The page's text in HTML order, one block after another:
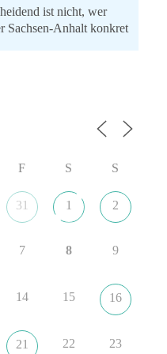
ist nicht, wer
Sachsen-Anhalt konkret
#Kooperation
„Nur die Impfung rettet
F S S
31 1 2
7 8 9
14 15 16
21 22 23